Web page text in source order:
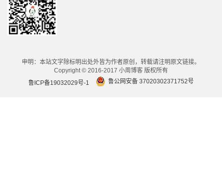
申明：本站文字除标明出处外皆为作者原创，转载请注明原文链接。
Copyright © 2016-2017 小周博客 版权所有
鲁ICP备19032029号-1
鲁公网安备 37020302371752号